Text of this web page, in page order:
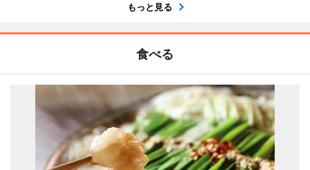
もっと見る
食べる